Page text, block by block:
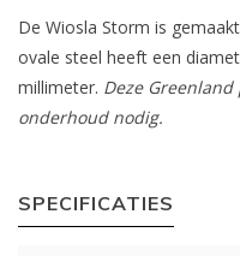
De Wiosla Storm is
ovale steel heeft een
millimeter. Deze
onderhoud nodig.
SPECIFICATIES